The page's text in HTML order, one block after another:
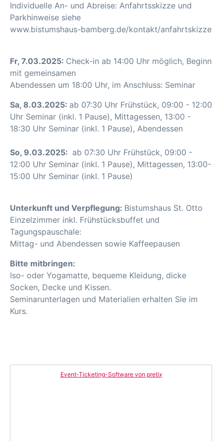
Individuelle An- und Abreise: Anfahrtsskizze und
Parkhinweise siehe
www.bistumshaus-bamberg.de/kontakt/anfahrtskizze
Fr, 7.03.2025: Check-in ab 14:00 Uhr möglich, Beginn
mit gemeinsamen
Abendessen um 18:00 Uhr, im Anschluss: Seminar
Sa, 8.03.2025: ab 07:30 Uhr Frühstück, 09:00 - 12:00
Uhr Seminar (inkl. 1 Pause), Mittagessen, 13:00 -
18:30 Uhr Seminar (inkl. 1 Pause), Abendessen
So, 9.03.2025: ab 07:30 Uhr Frühstück, 09:00 -
12:00 Uhr Seminar (inkl. 1 Pause), Mittagessen, 13:00-
15:00 Uhr Seminar (inkl. 1 Pause)
Unterkunft und Verpflegung: Bistumshaus St. Otto
Einzelzimmer inkl. Frühstücksbuffet und
Tagungspauschale:
Mittag- und Abendessen sowie Kaffeepausen
Bitte mitbringen:
Iso- oder Yogamatte, bequeme Kleidung, dicke
Socken, Decke und Kissen.
Seminarunterlagen und Materialien erhalten Sie im
Kurs.
Event-Ticketing-Software von pretix